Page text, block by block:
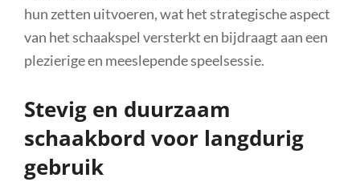
hun zetten uitvoeren, wat het strategische aspect
van het schaakspel versterkt en bijdraagt aan een
plezierige en meeslepende speelsessie.
Stevig en duurzaam
schaakbord voor langdurig
gebruik